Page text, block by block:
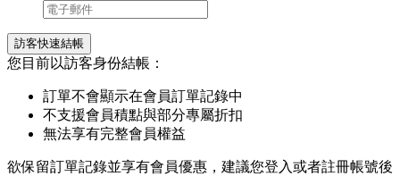
訪客快速結帳
您目前以訪客身份結帳：
訂單不會顯示在會員訂單記錄中
不支援會員積點與部分專屬折扣
無法享有完整會員權益
欲保留訂單記錄並享有會員優惠，建議您登入或者註冊帳號後